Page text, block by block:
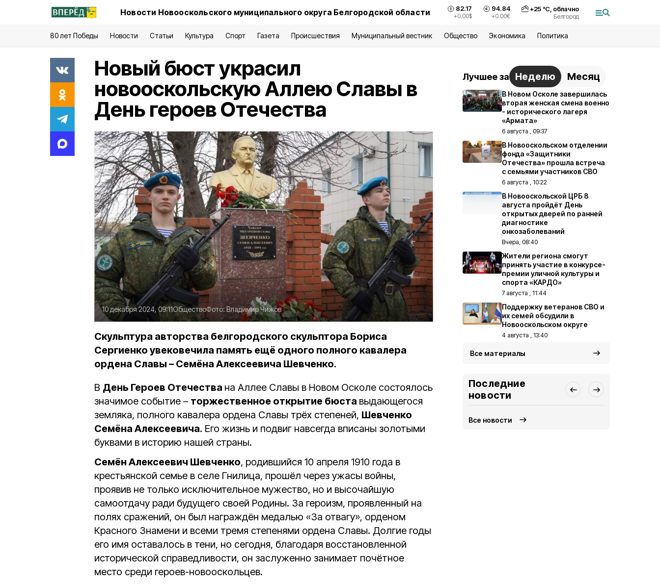
Новости Новооскольского муниципального округа Белгородской области 82.17
+0.00$
94.84
+0.00€
+25°С, облачно
Белгород
80 лет Победы Новости Статьи Культура Спорт Газета Происшествия Муниципальный вестник Общество Экономика Политика
Новый бюст украсил
новооскольскую Аллею Славы в
День героев Отечества
10 декабря 2024, 09:11ОбществоФото:Владимир Чижов
Скульптура авторства белгородского скульптора Бориса
Сергиенко увековечила память ещё одного полного кавалера
ордена Славы – Семёна Алексеевича Шевченко.
В День Героев Отечества на Аллее Славы в Новом Осколе состоялось
значимое событие – торжественное открытие бюста выдающегося
земляка, полного кавалера ордена Славы трёх степеней, Шевченко
Семёна Алексеевича. Его жизнь и подвиг навсегда вписаны золотыми
буквами в историю нашей страны.
Семён Алексеевич Шевченко, родившийся 10 апреля 1910 года в
крестьянской семье в селе Гнилица, прошёл через ужасы войны,
проявив не только исключительное мужество, но и высочайшую
самоотдачу ради будущего своей Родины. За героизм, проявленный на
полях сражений, он был награждён медалью «За отвагу», орденом
Красного Знамени и всеми тремя степенями ордена Славы. Долгие годы
его имя оставалось в тени, но сегодня, благодаря восстановленной
исторической справедливости, он заслуженно занимает почётное
место среди героев-новооскольцев.
Лучшее за Неделю Месяц
В Новом Осколе завершилась
вторая женская смена военно
- исторического лагеря
«Армата»
6 августа , 09:37
В Новооскольском отделении
фонда «Защитники
Отечества» прошла встреча
с семьями участников СВО
6 августа , 10:22
В Новооскольской ЦРБ 8
августа пройдёт День
открытых дверей по ранней
диагностике
онкозаболеваний
Вчера, 08:40
Жители региона смогут
принять участие в конкурсе-
премии уличной культуры и
спорта «КАРДО»
7 августа , 11:44
Поддержку ветеранов СВО и
их семей обсудили в
Новооскольском округе
4 августа , 13:40
Все материалы
Последние
новости
Все новости